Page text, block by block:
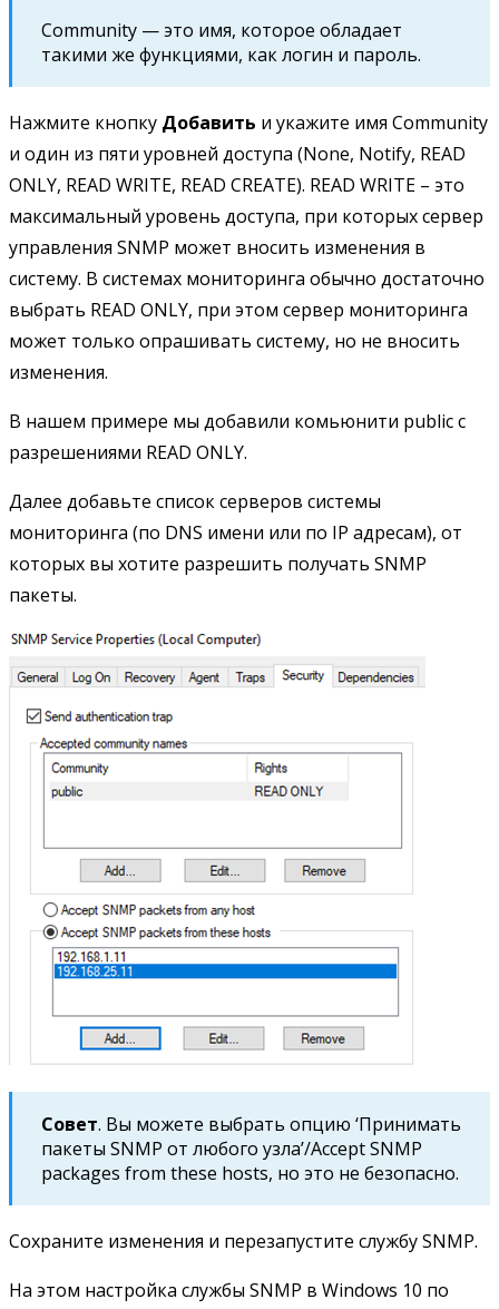
Community — это имя, которое обладает
такими же функциями, как логин и пароль.
Нажмите кнопку Добавить и укажите имя Community
и один из пяти уровней доступа (None, Notify, READ
ONLY, READ WRITE, READ CREATE). READ WRITE – это
максимальный уровень доступа, при которых сервер
управления SNMP может вносить изменения в
систему. В системах мониторинга обычно достаточно
выбрать READ ONLY, при этом сервер мониторинга
может только опрашивать систему, но не вносить
изменения.
В нашем примере мы добавили комьюнити public с
разрешениями READ ONLY.
Далее добавьте список серверов системы
мониторинга (по DNS имени или по IP адресам), от
которых вы хотите разрешить получать SNMP
пакеты.
Совет. Вы можете выбрать опцию ‘Принимать
пакеты SNMP от любого узла’/Accept SNMP
packages from these hosts, но это не безопасно.
Сохраните изменения и перезапустите службу SNMP.
На этом настройка службы SNMP в Windows 10 по